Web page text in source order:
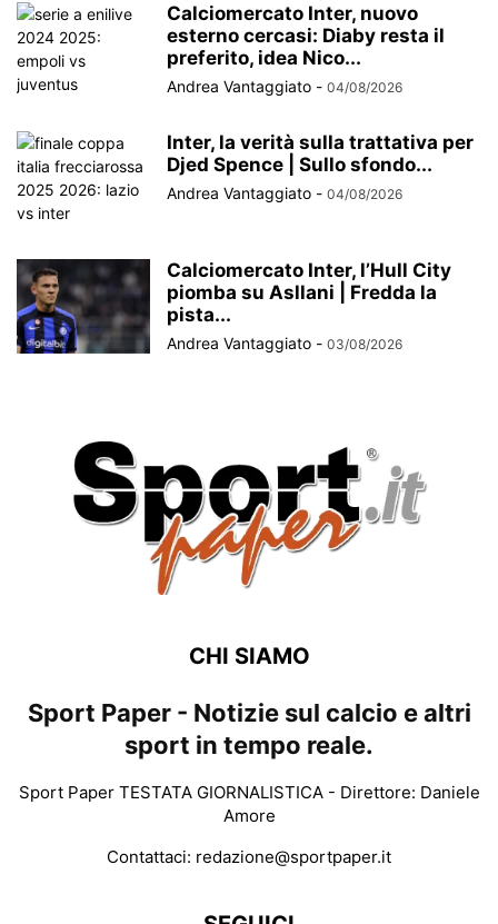
Calciomercato Inter, nuovo
esterno cercasi: Diaby resta il
preferito, idea Nico...
Andrea Vantaggiato - 04/08/2026
Inter, la verità sulla trattativa per
Djed Spence | Sullo sfondo...
Andrea Vantaggiato - 04/08/2026
Calciomercato Inter, l’Hull City
piomba su Asllani | Fredda la
pista...
Andrea Vantaggiato - 03/08/2026
CHI SIAMO
Sport Paper - Notizie sul calcio e altri
sport in tempo reale.
Sport Paper TESTATA GIORNALISTICA - Direttore: Daniele
Amore
Contattaci: redazione@sportpaper.it